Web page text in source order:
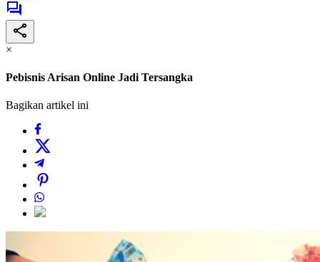
×
Pebisnis Arisan Online Jadi Tersangka
Bagikan artikel ini